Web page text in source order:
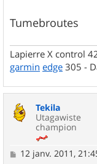
Tumebroutes
Lapierre X control
garmin edge 305 -
Tekila
Utagawiste
champion
M12 janv. 2011,